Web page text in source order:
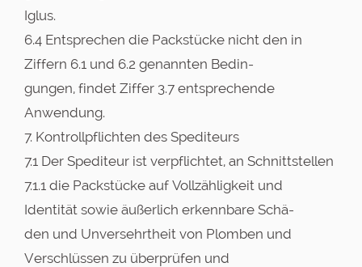
Iglus.
6.4 Entsprechen die Packstücke nicht den in
Ziffern 6.1 und 6.2 genannten Bedin-
gungen, findet Ziffer 3.7 entsprechende
Anwendung.
7. Kontrollpflichten des Spediteurs
7.1 Der Spediteur ist verpflichtet, an Schnittstellen
7.1.1 die Packstücke auf Vollzähligkeit und
Identität sowie äußerlich erkennbare Schä-
den und Unversehrtheit von Plomben und
Verschlüssen zu überprüfen und